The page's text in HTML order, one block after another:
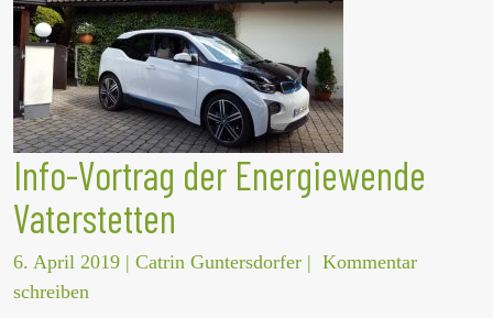
Info-Vortrag der Energiewende
Vaterstetten
6. April 2019 | Catrin Guntersdorfer | Kommentar
schreiben